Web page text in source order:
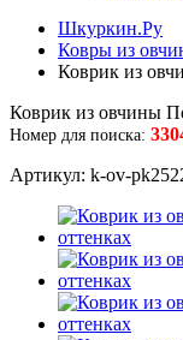
Шкуркин.Ру
Ковры из
Коврик из
Коврик из овчины
Номер для поиска:
Артикул: k-ov-